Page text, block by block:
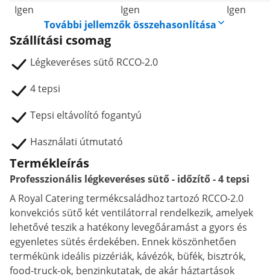
Igen
Igen
Igen
További jellemzők összehasonlítása
Szállítási csomag
Légkeveréses sütő RCCO-2.0
4 tepsi
Tepsi eltávolító fogantyú
Használati útmutató
Termékleírás
Professzionális légkeveréses sütő - időzítő - 4 tepsi
A Royal Catering termékcsaládhoz tartozó RCCO-2.0
konvekciós sütő két ventilátorral rendelkezik, amelyek
lehetővé teszik a hatékony levegőáramást a gyors és
egyenletes sütés érdekében. Ennek köszönhetően
termékünk ideális pizzériák, kávézók, büfék, bisztrók,
food-truck-ok, benzinkutatak, de akár háztartások